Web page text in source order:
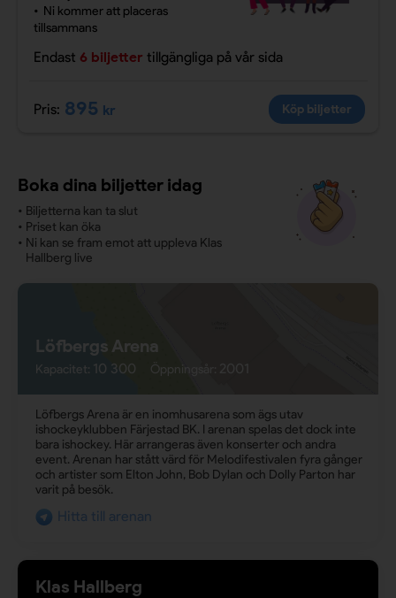
Ni kommer att placeras
tillsammans
Endast 6 biljetter tillgängliga på vår sida
Pris: 895 kr Köp biljetter
Boka dina biljetter idag
• Biljetterna kan ta slut
• Priset kan öka
• Ni kan se fram emot att uppleva Klas
Hallberg live
Löfbergs Arena
Kapacitet: 10 300 Öppningsår: 2001
Löfbergs Arena är en inomhusarena som ägs utav
ishockeyklubben Färjestad BK. I arenan spelas det dock inte
bara ishockey. Här arrangeras även konserter och andra
event. Arenan har stått värd för Melodifestivalen fyra gånger
och artister som Elton John, Bob Dylan och Dolly Parton har
varit på besök.
Hitta till arenan
Klas Hallberg